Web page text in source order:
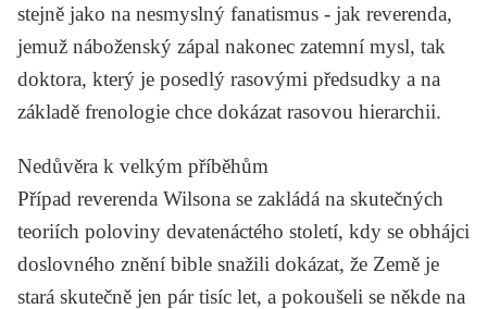
stejně jako na nesmyslný fanatismus - jak reverenda,
jemuž náboženský zápal nakonec zatemní mysl, tak
doktora, který je posedlý rasovými předsudky a na
základě frenologie chce dokázat rasovou hierarchii.
Nedůvěra k velkým příběhům
Případ reverenda Wilsona se zakládá na skutečných
teoriích poloviny devatenáctého století, kdy se obhájci
doslovného znění bible snažili dokázat, že Země je
stará skutečně jen pár tisíc let, a pokoušeli se někde na